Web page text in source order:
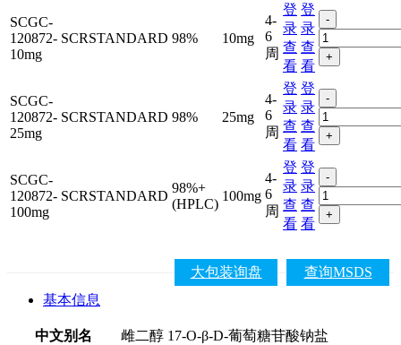
SCGC-
120872-
10mg
SCRSTANDARD 98% 10mg
4-
6
周
登
录
查
看
登
录
查
看
-
+
SCGC-
120872-
25mg
SCRSTANDARD 98% 25mg
4-
6
周
登
录
查
看
登
录
查
看
-
+
SCGC-
120872-
100mg
SCRSTANDARD
98%+
(HPLC)
100mg
4-
6
周
登
录
查
看
登
录
查
看
-
+
查询MSDS
大包装询盘
基本信息
中文别名
雌二醇 17-O-β-D-葡萄糖苷酸钠盐